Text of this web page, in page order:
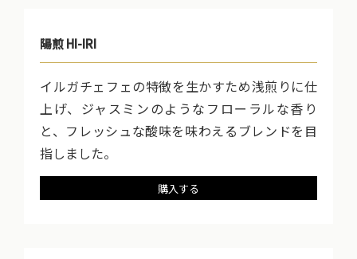
陽煎 HI-IRI
イルガチェフェの特徴を生かすため浅煎りに仕
上げ、ジャスミンのようなフローラルな香り
と、フレッシュな酸味を味わえるブレンドを目
指しました。
購入する